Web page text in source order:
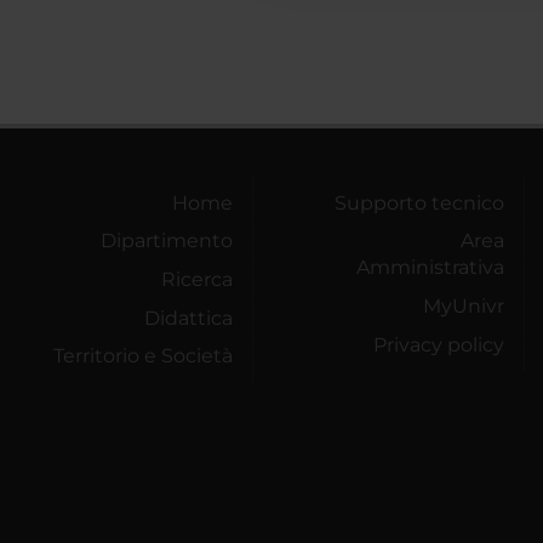
Home
Dipartimento
Ricerca
Didattica
Territorio e Società
Supporto tecnico
Area
Amministrativa
MyUnivr
Privacy policy